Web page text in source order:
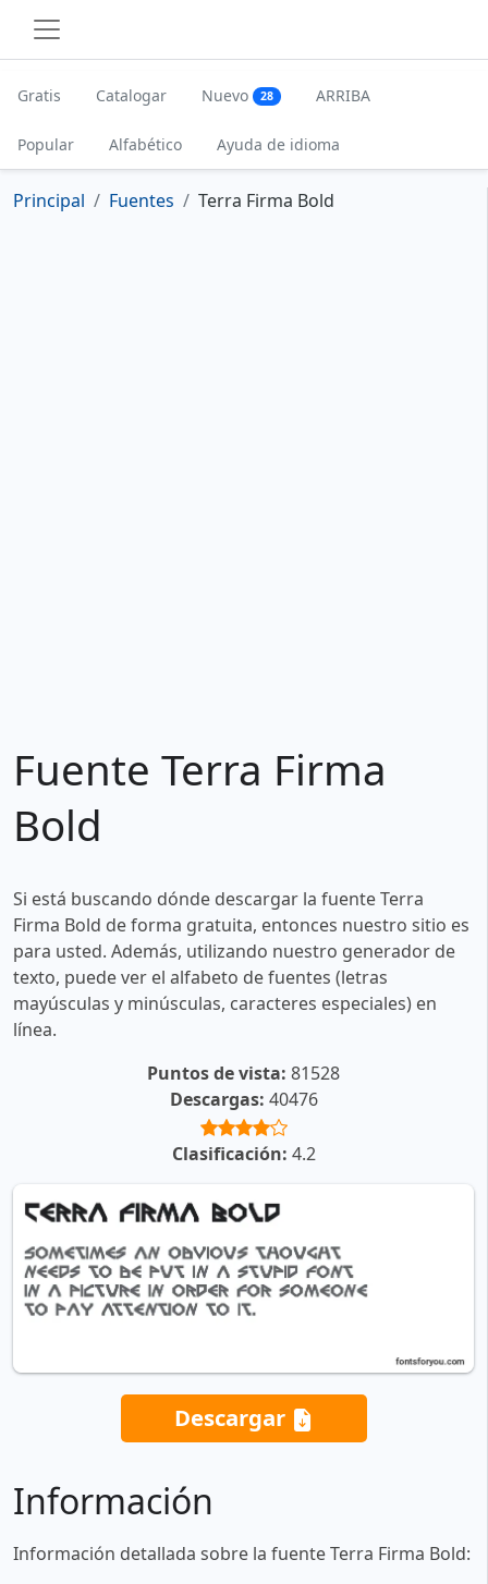
Gratis Catalogar Nuevo 28 ARRIBA
Popular Alfabético Ayuda de idioma
Principal Fuentes Terra Firma Bold
Fuente Terra Firma
Bold
Si está buscando dónde descargar la fuente Terra
Firma Bold de forma gratuita, entonces nuestro sitio es
para usted. Además, utilizando nuestro generador de
texto, puede ver el alfabeto de fuentes (letras
mayúsculas y minúsculas, caracteres especiales) en
línea.
Puntos de vista: 81528
Descargas: 40476
Clasificación: 4.2
Descargar
Información
Información detallada sobre la fuente Terra Firma Bold: